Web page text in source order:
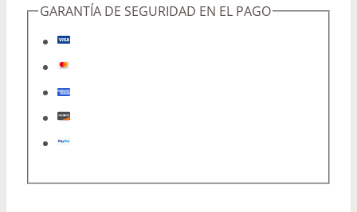
GARANTÍA DE SEGURIDAD EN EL PAGO